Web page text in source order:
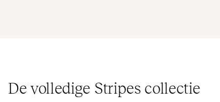
De volledige Stripes collectie